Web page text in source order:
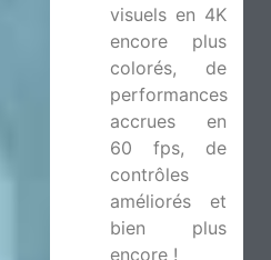
visuels en 4K
encore plus
colorés, de
performances
accrues en
60 fps, de
contrôles
améliorés et
bien plus
encore !